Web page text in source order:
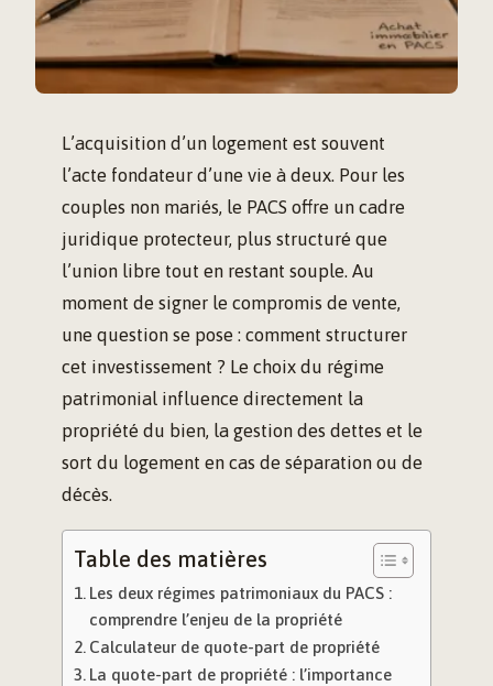
L’acquisition d’un logement est souvent
l’acte fondateur d’une vie à deux. Pour les
couples non mariés, le PACS offre un cadre
juridique protecteur, plus structuré que
l’union libre tout en restant souple. Au
moment de signer le compromis de vente,
une question se pose : comment structurer
cet investissement ? Le choix du régime
patrimonial influence directement la
propriété du bien, la gestion des dettes et le
sort du logement en cas de séparation ou de
décès.
Table des matières
Les deux régimes patrimoniaux du PACS :
comprendre l’enjeu de la propriété
Calculateur de quote-part de propriété
La quote-part de propriété : l’importance